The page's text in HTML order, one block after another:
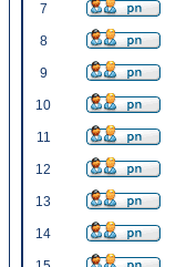
7
8
9
10
11
12
13
14